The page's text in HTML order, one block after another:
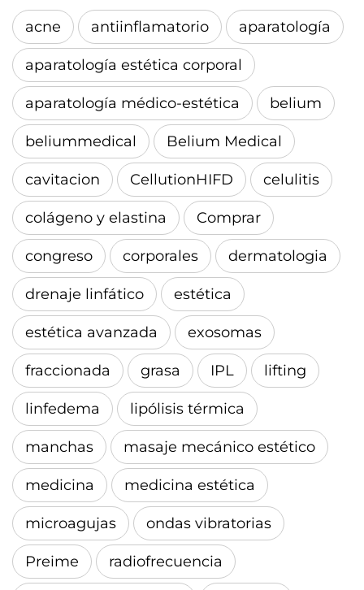
acne antiinflamatorio aparatología
aparatología estética corporal
aparatología médico-estética belium
beliummedical Belium Medical
cavitacion CellutionHIFD celulitis
colágeno y elastina Comprar
congreso corporales dermatologia
drenaje linfático estética
estética avanzada exosomas
fraccionada grasa IPL lifting
linfedema lipólisis térmica
manchas masaje mecánico estético
medicina medicina estética
microagujas ondas vibratorias
Preime radiofrecuencia